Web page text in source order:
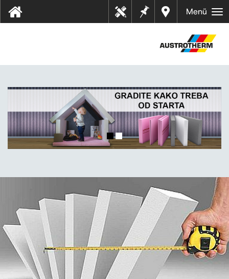
Dealer
s near
Bilješk
Tehn
ički
Menü